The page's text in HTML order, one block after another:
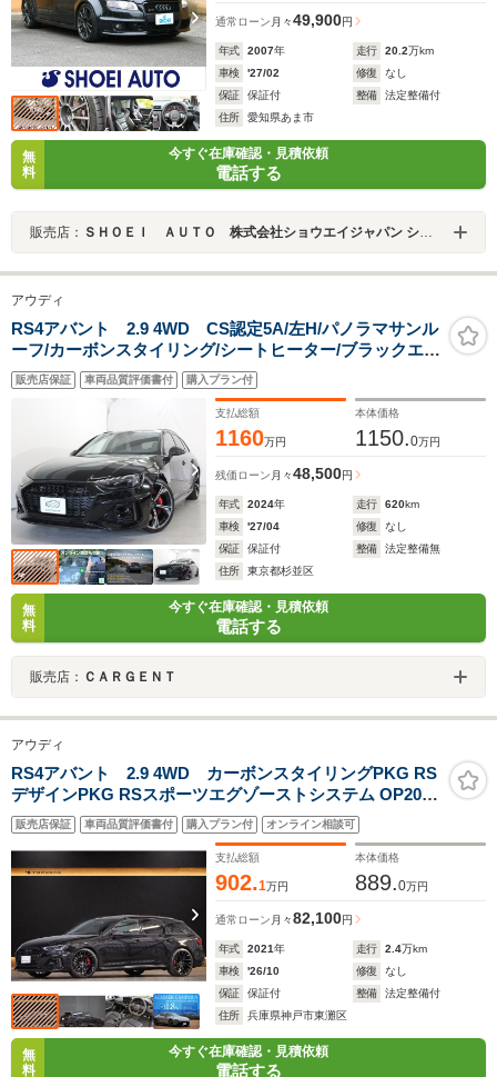
通常ローン 月々49,900円
年式 2007年 走行 20.2万km
車検
'27/02 修復
なし
保証
保証付 整備
法定整備付
住所
愛知県あま市
無
料
今すぐ在庫確認・見積依頼
電話する
販売店： ＳＨＯＥＩ ＡＵＴＯ 株式会社ショウエイジャパン ショウエイオート
アウディ
RS4アバント 2.9 4WD CS認定5A/左H/パノラマサンル
ーフ/カーボンスタイリング/シートヒーター/ブラックエン
ブレム/マトリクスLEDライト/バング&オルフセ
ン/ACC/LKA/BSM/バーチャルコックピット/MMIナ
ビ/DRC付スポーツサス/20インチAW
販売店保証 車両品質評価書付 購入プラン付
支払総額
1160万円
本体価格
1150.0万円
残価ローン 月々48,500円
年式 2024年 走行 620km
車検
'27/04 修復
なし
保証
保証付 整備
法定整備無
住所
東京都杉並区
無
料
今すぐ在庫確認・見積依頼
電話する
販売店： ＣＡＲＧＥＮＴ
アウディ
RS4アバント 2.9 4WD カーボンスタイリングPKG RS
デザインPKG RSスポーツエグゾーストシステム OP20イ
ンチブラックAW レッドキャリパー パノラマSR カーボン
インテリアトリム TVチューナー パークアシストPKG ブ
ラックAudiリング
販売店保証 車両品質評価書付 購入プラン付 オンライン相談可
支払総額
902.1万円
本体価格
889.0万円
通常ローン 月々82,100円
年式 2021年 走行 2.4万km
車検
'26/10 修復
なし
保証
保証付 整備
法定整備付
住所
兵庫県神戸市東灘区
無
料
今すぐ在庫確認・見積依頼
電話する